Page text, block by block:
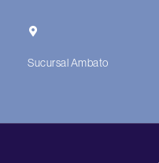
Sucursal Ambato